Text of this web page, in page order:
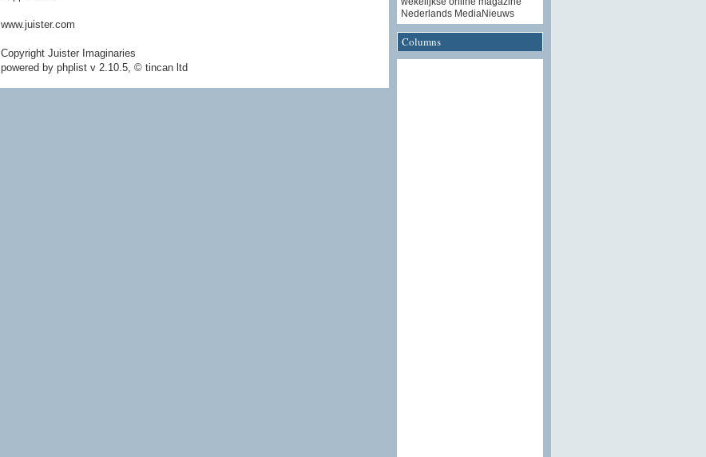
www.juister.com
Copyright Juister Imaginaries
powered by phplist v 2.10.5, © tincan ltd
Nederlands MediaNieuws
Columns